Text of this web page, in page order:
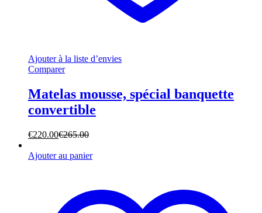
Ajouter à la liste d’envies
Comparer
Matelas mousse, spécial banquette
convertible
€220.00€265.00
Ajouter au panier